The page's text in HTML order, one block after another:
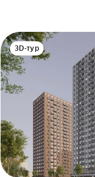
3D-тур